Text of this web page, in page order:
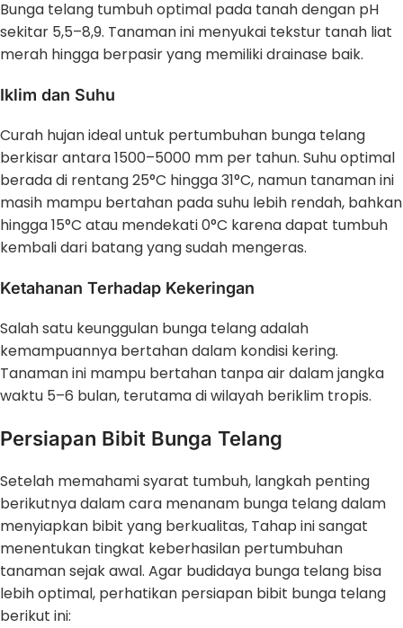
Bunga telang tumbuh optimal pada tanah dengan pH
sekitar 5,5–8,9. Tanaman ini menyukai tekstur tanah liat
merah hingga berpasir yang memiliki drainase baik.
Iklim dan Suhu
Curah hujan ideal untuk pertumbuhan bunga telang
berkisar antara 1500–5000 mm per tahun. Suhu optimal
berada di rentang 25°C hingga 31°C, namun tanaman ini
masih mampu bertahan pada suhu lebih rendah, bahkan
hingga 15°C atau mendekati 0°C karena dapat tumbuh
kembali dari batang yang sudah mengeras.
Ketahanan Terhadap Kekeringan
Salah satu keunggulan bunga telang adalah
kemampuannya bertahan dalam kondisi kering.
Tanaman ini mampu bertahan tanpa air dalam jangka
waktu 5–6 bulan, terutama di wilayah beriklim tropis.
Persiapan Bibit Bunga Telang
Setelah memahami syarat tumbuh, langkah penting
berikutnya dalam cara menanam bunga telang dalam
menyiapkan bibit yang berkualitas, Tahap ini sangat
menentukan tingkat keberhasilan pertumbuhan
tanaman sejak awal. Agar budidaya bunga telang bisa
lebih optimal, perhatikan persiapan bibit bunga telang
berikut ini: